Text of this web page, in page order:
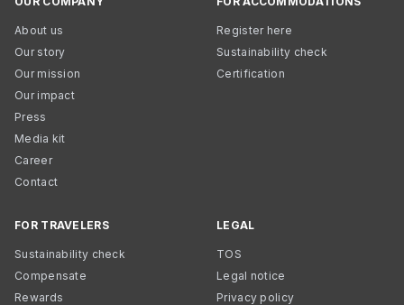
About us
Our story
Our mission
Our impact
Press
Media kit
Career
Contact
Register here
Sustainability check
Certification
FOR TRAVELERS
Sustainability check
Compensate
Rewards
LEGAL
TOS
Legal notice
Privacy policy